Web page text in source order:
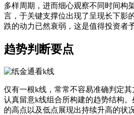
多样周期，进而细心观察不同时间构
言，于关键支撑位出现了呈现长下影
跌的动力已然衰弱，这是值得投资者
趋势判断要点
仅有一根k线，常常不容易准确判定
认真留意k线组合所构建的趋势结构
的高点以及低点展现出持续升高的状